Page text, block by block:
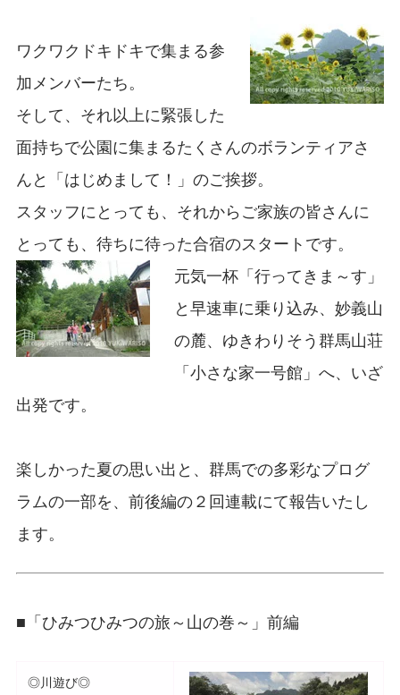
ワクワクドキドキで集まる参
加メンバーたち。
そして、それ以上に緊張した
面持ちで公園に集まるたくさんのボランティアさ
んと「はじめまして！」のご挨拶。
スタッフにとっても、それからご家族の皆さんに
とっても、待ちに待った合宿のスタートです。
元気一杯「行ってきま～す」
と早速車に乗り込み、妙義山
の麓、ゆきわりそう群馬山荘
「小さな家一号館」へ、いざ
出発です。
楽しかった夏の思い出と、群馬での多彩なプログ
ラムの一部を、前後編の２回連載にて報告いたし
ます。
■「ひみつひみつの旅～山の巻～」前編
◎川遊び◎